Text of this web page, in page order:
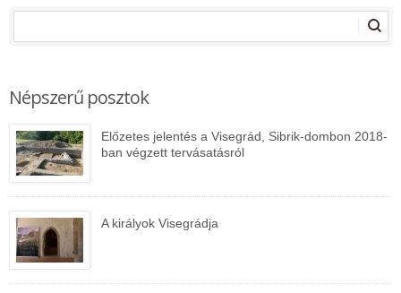
Népszerű posztok
Előzetes jelentés a Visegrád, Sibrik-dombon 2018-
ban végzett tervásatásról
A királyok Visegrádja